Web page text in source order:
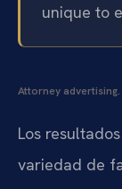
unique to
Attorney
Los
variedad de